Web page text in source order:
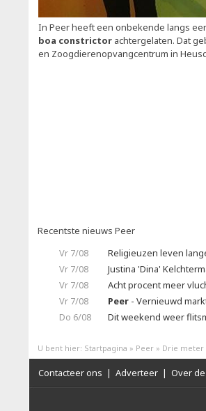
In Peer heeft een onbekende langs
boa constrictor achtergelaten. Dat
en Zoogdierenopvangcentrum in
Recentste nieuws Peer
Vr 7/08
Religieuzen leven
Vr 7/08
Justina 'Dina'
Vr 7/08
Acht procent meer
Vr 7/08
Peer - Vernieuwd
Do 6/08
Dit weekend weer
U bent hier: Startpagina » Peer » Drie meter
Contacteer ons | Adverteer | Over